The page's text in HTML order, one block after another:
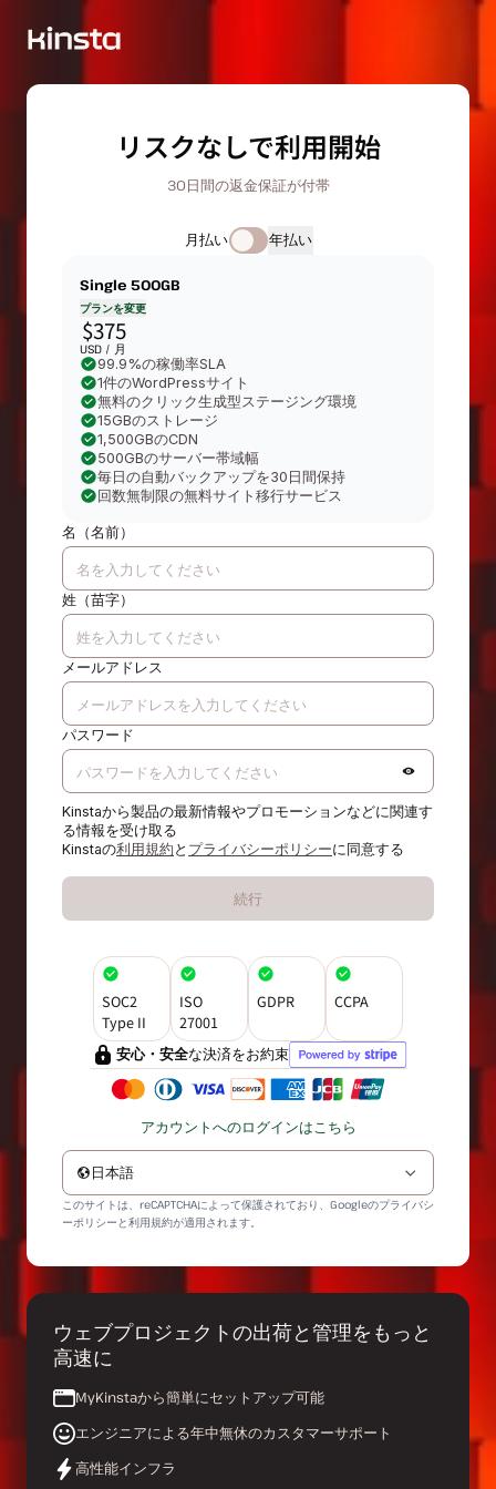
リスクなしで利用開始
30日間の返金保証が付帯
月払い 年払い
Single 500GB
プランを変更
$375
USD / 月
99.9%の稼働率SLA
1件のWordPressサイト
無料のクリック生成型ステージング環境
15GBのストレージ
1,500GBのCDN
500GBのサーバー帯域幅
毎日の自動バックアップを30日間保持
回数無制限の無料サイト移行サービス
名（名前）
姓（苗字）
メールアドレス
パスワード
Kinstaから製品の最新情報やプロモーションなどに関連す
る情報を受け取る
Kinstaの利用規約 と プライバシーポリシーに同意する
続行
SOC2
Type II
ISO
27001
GDPR CCPA
安心・安全な決済をお約束
アカウントへのログインはこちら
日本語
このサイトは、reCAPTCHAによって保護されており、Googleのプライバシ
ーポリシーと利用規約が適用されます。
ウェブプロジェクトの出荷と管理をもっと
高速に
MyKinstaから簡単にセットアップ可能
エンジニアによる年中無休のカスタマーサポート
高性能インフラ